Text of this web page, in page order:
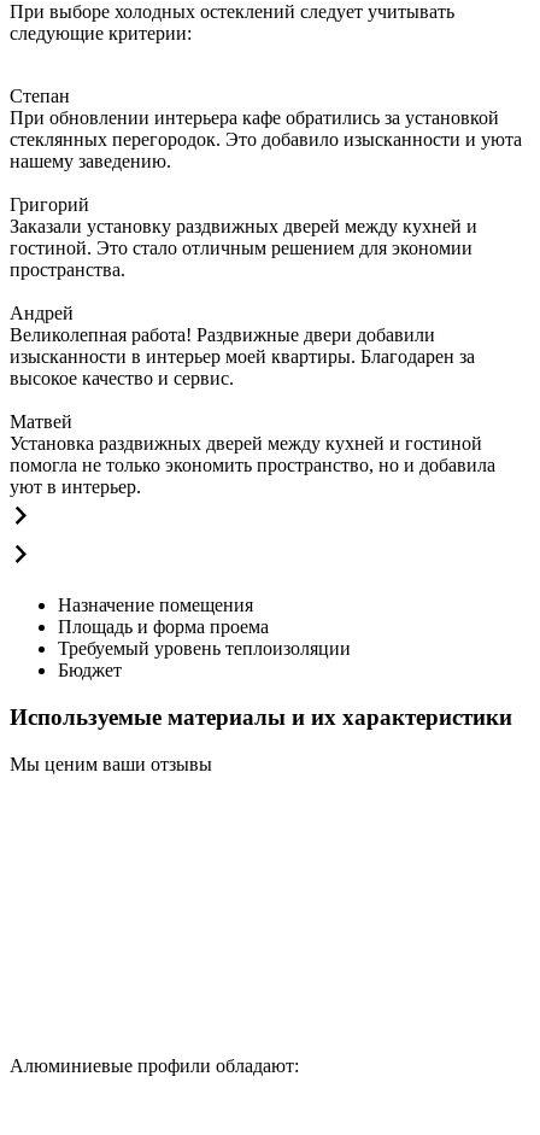
При выборе холодных остеклений следует учитывать
следующие критерии:
Степан
При обновлении интерьера кафе обратились за установкой
стеклянных перегородок. Это добавило изысканности и уюта
нашему заведению.
Григорий
Заказали установку раздвижных дверей между кухней и
гостиной. Это стало отличным решением для экономии
пространства.
Андрей
Великолепная работа! Раздвижные двери добавили
изысканности в интерьер моей квартиры. Благодарен за
высокое качество и сервис.
Матвей
Установка раздвижных дверей между кухней и гостиной
помогла не только экономить пространство, но и добавила
уют в интерьер.
Назначение помещения
Площадь и форма проема
Требуемый уровень теплоизоляции
Бюджет
Используемые материалы и их характеристики
Мы ценим ваши отзывы
Алюминиевые профили обладают: